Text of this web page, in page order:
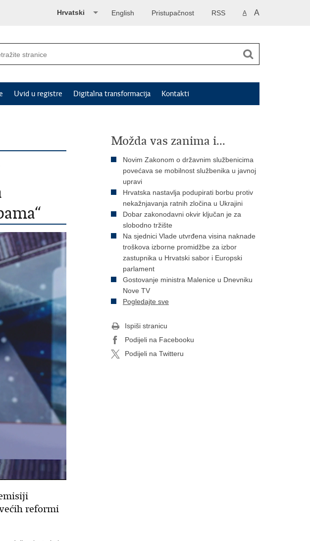
A A
RSS
Pristupačnost
English
Hrvatski
Uvid u registre Digitalna transformacija Kontakti
reformi
Možda vas zanima i...
Novim Zakonom o državnim službenicima
povećava se mobilnost službenika u javnoj
upravi
Hrvatska nastavlja podupirati borbu protiv
nekažnjavanja ratnih zločina u Ukrajini
Dobar zakonodavni okvir ključan je za
slobodno tržište
Na sjednici Vlade utvrđena visina naknade
troškova izborne promidžbe za izbor
zastupnika u Hrvatski sabor i Europski
parlament
Gostovanje ministra Malenice u Dnevniku
Nove TV
Pogledajte sve
Ispiši stranicu
Podijeli na Facebooku
Podijeli na Twitteru